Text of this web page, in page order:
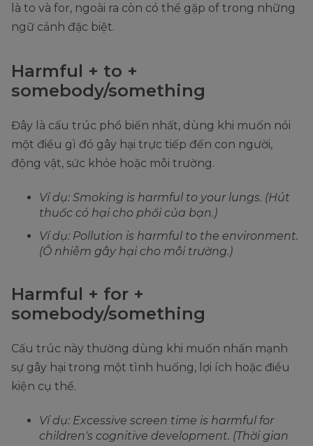
là to và for, ngoài ra còn có thể gặp of trong những
ngữ cảnh đặc biệt.
Harmful + to +
somebody/something
Đây là cấu trúc phổ biến nhất, dùng khi muốn nói
một điều gì đó gây hại trực tiếp đến con người,
động vật, sức khỏe hoặc môi trường.
Ví dụ: Smoking is harmful to your lungs. (Hút
thuốc có hại cho phổi của bạn.)
Ví dụ: Pollution is harmful to the environment.
(Ô nhiễm gây hại cho môi trường.)
Harmful + for +
somebody/something
Cấu trúc này thường dùng khi muốn nhấn mạnh
sự gây hại trong một tình huống, lợi ích hoặc điều
kiện cụ thể.
Ví dụ: Excessive screen time is harmful for
children's cognitive development. (Thời gian